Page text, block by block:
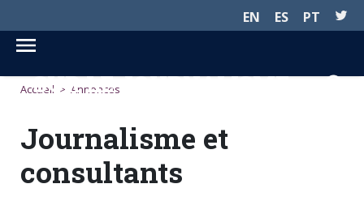
EN ES PT
SUR LE JOURNALISME...
Accueil > Annonces
Journalisme et
consultants